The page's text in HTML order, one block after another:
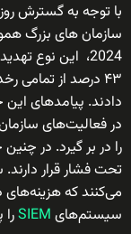
سازمان های بزرگ
2024، این نوع
۴۳ درصد از تمامی
دادند. پیامدهای این
در فعالیت‌های
را در بر گیرد. در
تحت فشار قرار
می‌کنند که هزینه‌های
سیستم‌های SIEM